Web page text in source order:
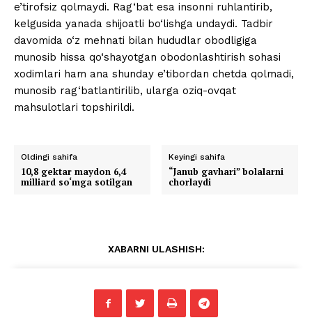
e’tirofsiz qolmaydi. Rag‘bat esa insonni ruhlantirib,
kelgusida yanada shijoatli bo‘lishga undaydi. Tadbir
davomida o‘z mehnati bilan hududlar obodligiga
munosib hissa qo‘shayotgan obodonlashtirish sohasi
xodimlari ham ana shunday e’tibordan chetda qolmadi,
munosib rag‘batlantirilib, ularga oziq-ovqat
mahsulotlari topshirildi.
Oldingi sahifa
10,8 gektar maydon 6,4
milliard so‘mga sotilgan
Keyingi sahifa
“Janub gavhari” bolalarni
chorlaydi
XABARNI ULASHISH: